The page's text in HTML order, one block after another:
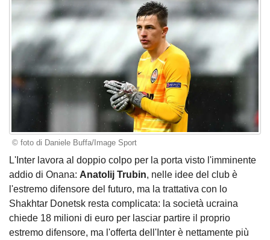
© foto di Daniele Buffa/Image Sport
L'Inter lavora al doppio colpo per la porta visto l'imminente
addio di Onana: Anatolij Trubin, nelle idee del club è
l'estremo difensore del futuro, ma la trattativa con lo
Shakhtar Donetsk resta complicata: la società ucraina
chiede 18 milioni di euro per lasciar partire il proprio
estremo difensore, ma l'offerta dell'Inter è nettamente più